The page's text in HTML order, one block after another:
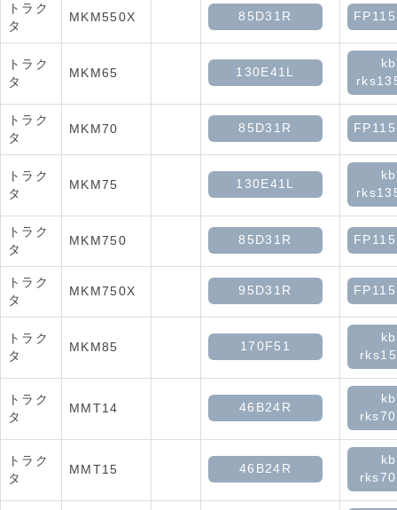
トラク
タ
MKM550X 85D31R
トラク
タ
MKM65 130E41L
トラク
タ
MKM70 85D31R
トラク
タ
MKM75 130E41L
トラク
タ
MKM750 85D31R
トラク
タ
MKM750X 95D31R
トラク
タ
MKM85 170F51
トラク
タ
MMT14 46B24R
トラク
タ
MMT15 46B24R